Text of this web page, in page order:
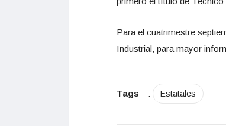
Para el cuatrimestre
Industrial, para mayor
Tags : Estatales